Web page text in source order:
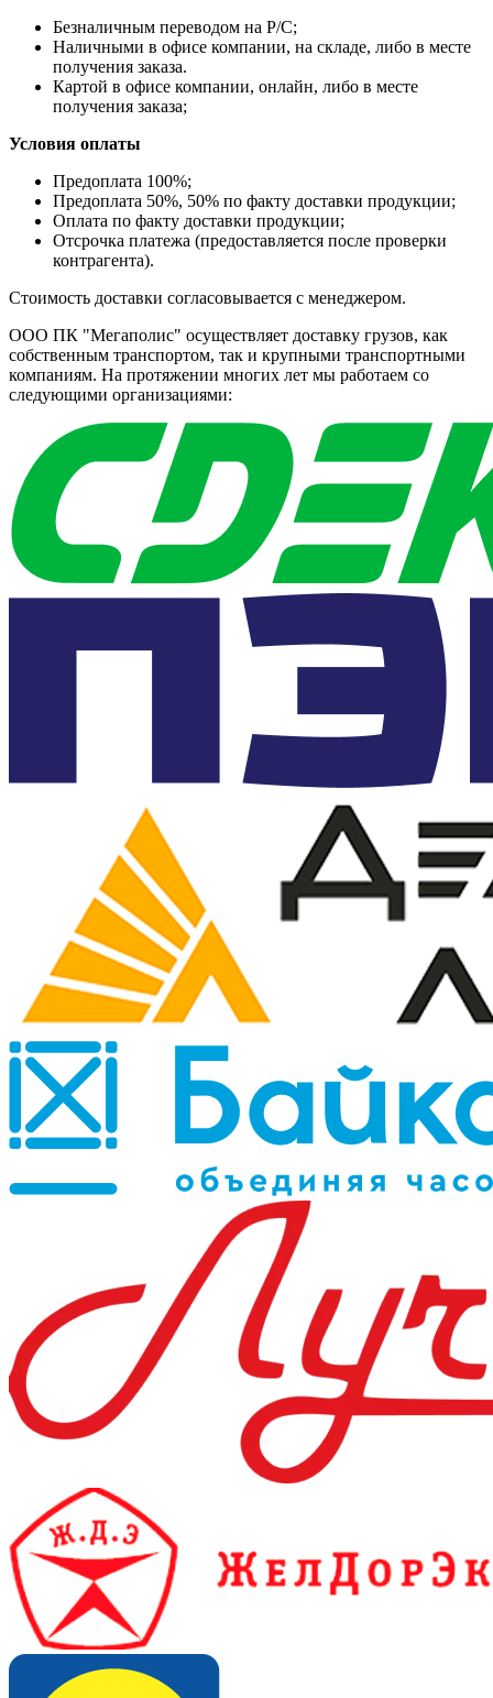
Безналичным переводом на Р/С;
Наличными в офисе компании, на складе, либо в месте
получения заказа.
Картой в офисе компании, онлайн, либо в месте
получения заказа;
Условия оплаты
Предоплата 100%;
Предоплата 50%, 50% по факту доставки продукции;
Оплата по факту доставки продукции;
Отсрочка платежа (предоставляется после проверки
контрагента).
Стоимость доставки согласовывается с менеджером.
ООО ПК "Мегаполис" осуществляет доставку грузов, как
собственным транспортом, так и крупными транспортными
компаниям. На протяжении многих лет мы работаем со
следующими организациями: